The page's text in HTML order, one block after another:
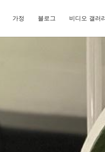
가정 블로그 비디오 갤러